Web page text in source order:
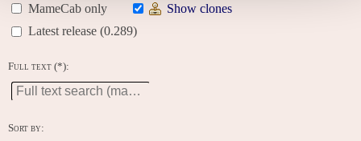
MameCab only
Show clones
Latest release (0.289)
Full text (*):
Sort by: